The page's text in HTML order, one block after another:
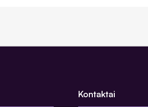
Kontaktai